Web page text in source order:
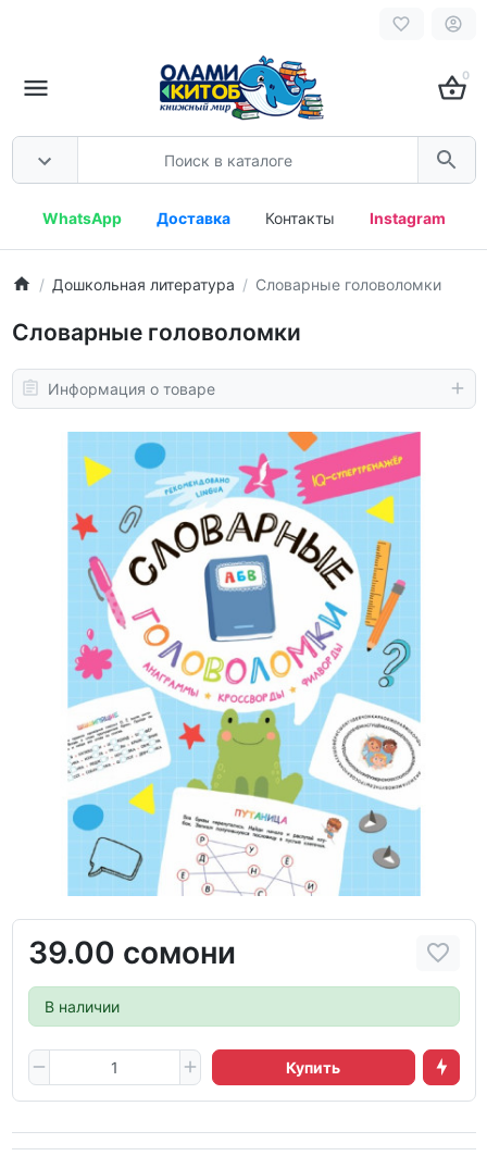
0
WhatsApp Доставка Контакты Instagram
Дошкольная литература Словарные головоломки
Словарные головоломки
Информация о товаре
39.00 сомони
В наличии
Купить